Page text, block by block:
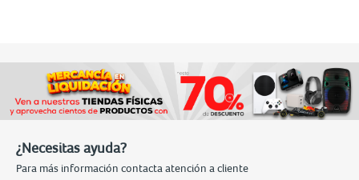
¿Necesitas ayuda?
Para más información contacta atención a cliente